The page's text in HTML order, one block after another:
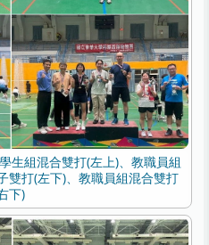
生組混合雙打(左上)、教職員組
雙打(左下)、教職員組混合雙打
下)